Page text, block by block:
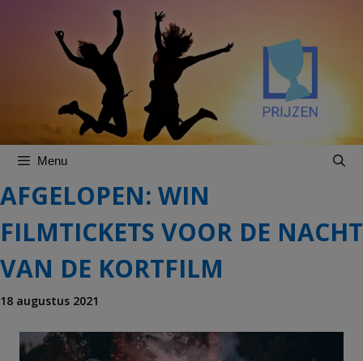
Menu
AFGELOPEN: WIN
FILMTICKETS VOOR DE NACHT
VAN DE KORTFILM
18 augustus 2021